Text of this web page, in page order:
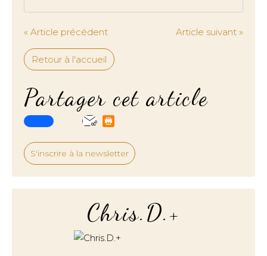
« Article précédent Article suivant »
Retour à l'accueil
Partager cet article
S'inscrire à la newsletter
Chris.D.+